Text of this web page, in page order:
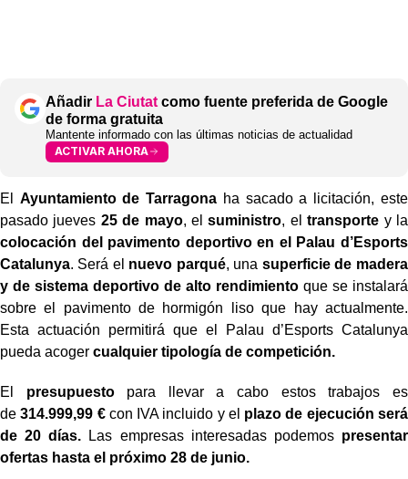
Añadir La Ciutat como fuente preferida de Google
de forma gratuita
Mantente informado con las últimas noticias de actualidad
ACTIVAR AHORA
El Ayuntamiento de Tarragona ha sacado a licitación, este
pasado jueves 25 de mayo, elsuministro, eltransporte y la
colocación del pavimento deportivo en el Palau d’Esports
Catalunya. Será el nuevo parqué, una superficie de madera
y de sistema deportivo de alto rendimientoque se instalará
sobre el pavimento de hormigón liso que hay actualmente.
Esta actuación permitirá que el Palau d’Esports Catalunya
pueda acoger cualquier tipología de competición.
El presupuestopara llevar a cabo estos trabajos es
de314.999,99 €con IVA incluido y el plazo de ejecución será
de 20 días. Las empresas interesadas podemos presentar
ofertas hasta el próximo 28 de junio.